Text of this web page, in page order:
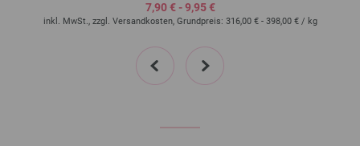
7,90 € - 9,95 €
inkl. MwSt., zzgl. Versandkosten, Grundpreis: 316,00 € - 398,00 € / kg
prev next